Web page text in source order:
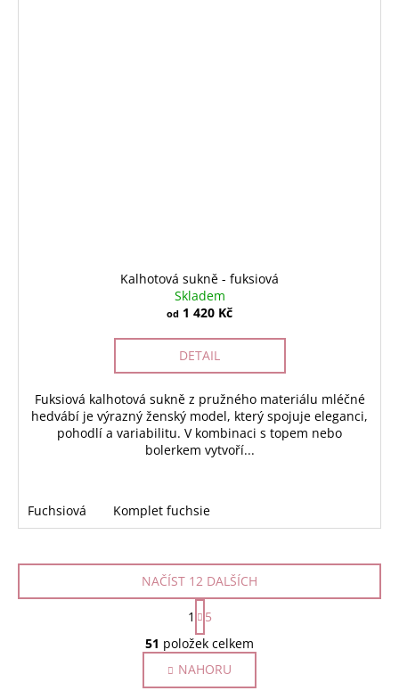
Kalhotová sukně - fuksiová
Skladem
od 1 420 Kč
DETAIL
Fuksiová kalhotová sukně z pružného materiálu mléčné
hedvábí je výrazný ženský model, který spojuje eleganci,
pohodlí a variabilitu. V kombinaci s topem nebo
bolerkem vytvoří...
Fuchsiová Komplet fuchsie
O
v
l
á
NAČÍST 12 DALŠÍCH
S
t
r
á
n
k
1
5
51 položek celkem
NAHORU